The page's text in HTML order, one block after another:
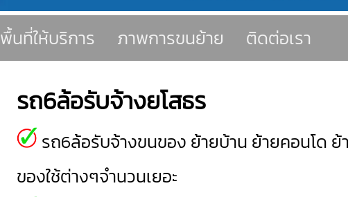
พื้นที่ให้บริการ ภาพการขนย้าย ติดต่อเรา
รถ6ล้อรับจ้างยโสธร
รถ6ล้อรับจ้างขนของ ย้ายบ้าน ย้ายคอนโด ย้
ของใช้ต่างๆจำนวนเยอะ